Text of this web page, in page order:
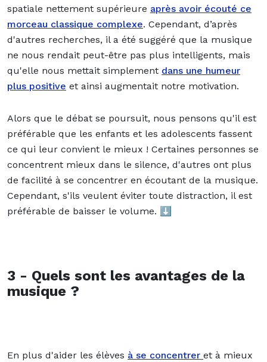
spatiale nettement supérieure après avoir écouté ce
morceau classique complexe. Cependant, d’après
d'autres recherches, il a été suggéré que la musique
ne nous rendait peut-être pas plus intelligents, mais
qu'elle nous mettait simplement dans une humeur
plus positive et ainsi augmentait notre motivation.
Alors que le débat se poursuit, nous pensons qu'il est
préférable que les enfants et les adolescents fassent
ce qui leur convient le mieux ! Certaines personnes se
concentrent mieux dans le silence, d'autres ont plus
de facilité à se concentrer en écoutant de la musique.
Cependant, s'ils veulent éviter toute distraction, il est
préférable de baisser le volume. ⬇️
3 - Quels sont les avantages de la
musique ?
En plus d'aider les élèves à se concentrer et à mieux